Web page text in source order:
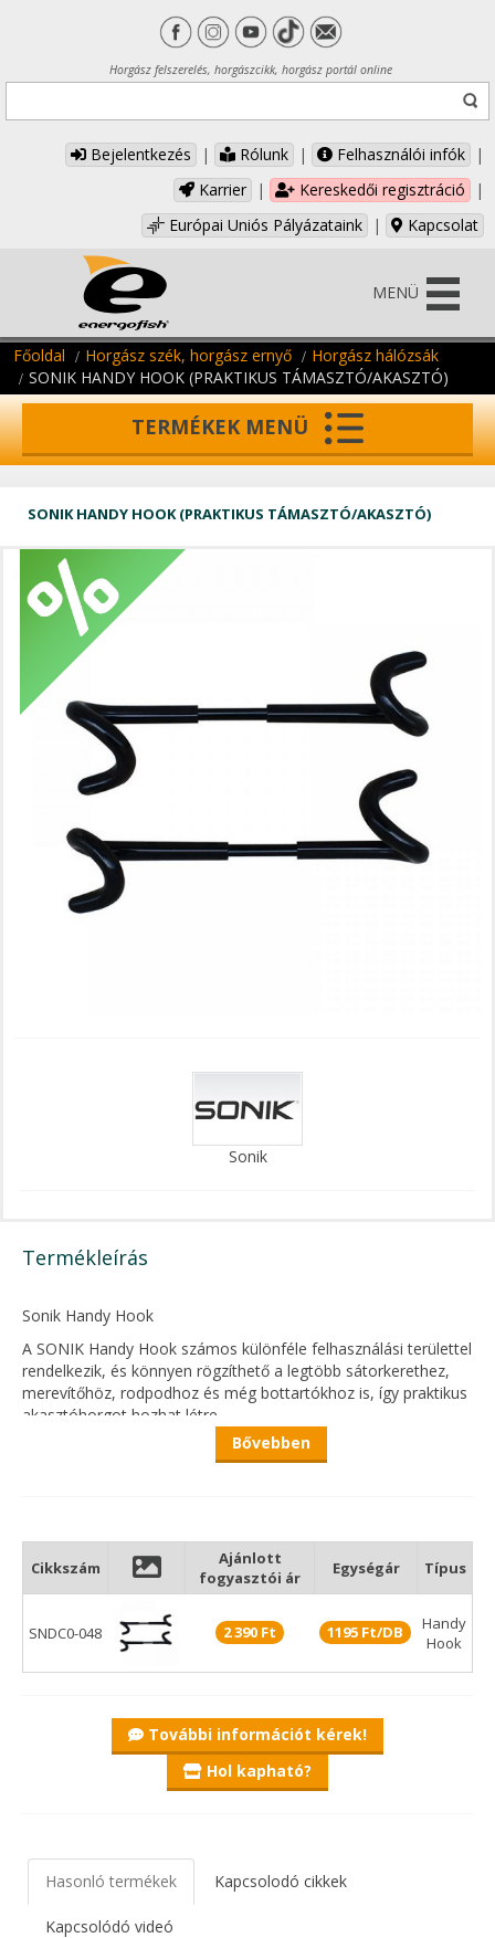
Horgász felszerelés, horgászcikk, horgász portál online
Bejelentkezés | Rólunk | Felhasználói infók
|
Karrier
| Kereskedői regisztráció
|
Európai Uniós Pályázataink
| Kapcsolat
MENÜ
Főoldal Horgász szék, horgász ernyő
Horgász hálózsák
SONIK HANDY HOOK (PRAKTIKUS TÁMASZTÓ/AKASZTÓ)
TERMÉKEK MENÜ
SONIK HANDY HOOK (PRAKTIKUS TÁMASZTÓ/AKASZTÓ)
Sonik
Termékleírás
Sonik Handy Hook
A SONIK Handy Hook számos különféle felhasználási területtel
rendelkezik, és könnyen rögzíthető a legtöbb sátorkerethez,
merevítőhöz, rodpodhoz és még bottartókhoz is, így praktikus
akasztóhorgot hozhat létre.
A nagy vége 19 mm-es csövekhez csatlakozik, a kisebbik pedig
- Erős acél szerkezet
- Teljes gumi kivitel
- Két darabos kiszerelésben
- Kisebb vége kompatibilis a 16 mm-es csövekkel
Bővebben
Cikkszám
Ajánlott
fogyasztói ár
Egységár Típus
SNDC0-048 2 390 Ft 1195 Ft/DB
Handy
Hook
További információt kérek!
Hol kapható?
Hasonló termékek Kapcsolodó cikkek
Kapcsolódó videó